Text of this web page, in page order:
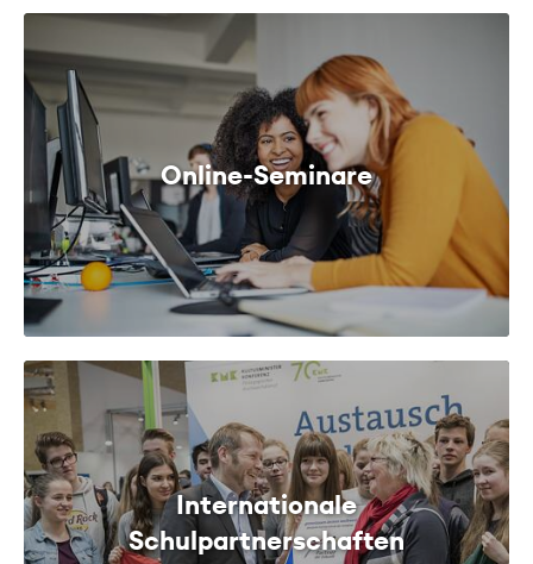
Online-Seminare
Internationale
Schulpartnerschaften